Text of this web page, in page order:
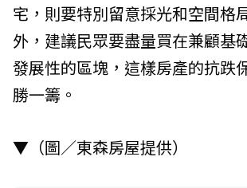
宅，則要特別留意採光和空間格
外，建議民眾要盡量買在兼顧基
發展性的區塊，這樣房產的抗跌
勝一籌。
▼（圖／東森房屋提供）